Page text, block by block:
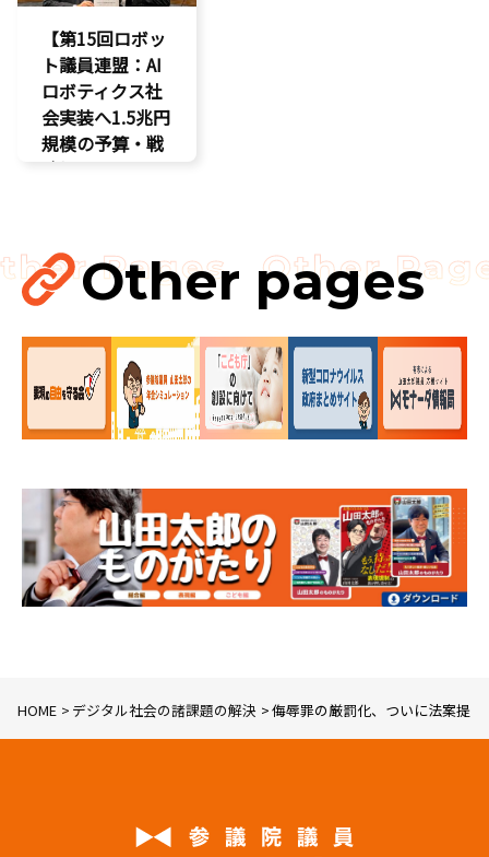
【第15回ロボッ
ト議員連盟：AI
ロボティクス社
会実装へ1.5兆円
規模の予算・戦
略提言】
経済政策
製造業
Other pages
HOME デジタル社会の諸課題の解決 侮辱罪の厳罰化、ついに法案提出